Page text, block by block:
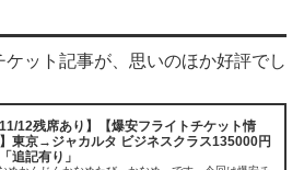
ット記事が、思いのほか好評でし
11/12残席あり】【爆安フライトチケット情
東京→ジャカルタ ビジネスクラス135000円
追記有り」